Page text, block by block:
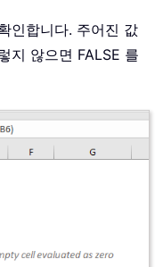
인합니다. 주어진 값
지 않으면 FALSE 를